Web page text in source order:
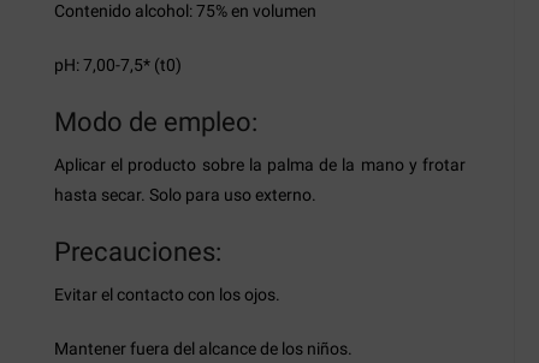
Contenido alcohol: 75% en volumen
pH: 7,00-7,5* (t0)
Modo de empleo:
Aplicar el producto sobre la palma de la mano y frotar
hasta secar. Solo para uso externo.
Precauciones:
Evitar el contacto con los ojos.
Mantener fuera del alcance de los niños.